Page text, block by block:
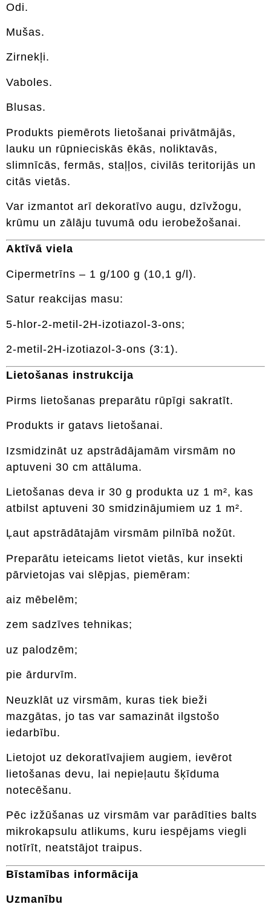
Odi.
Mušas.
Zirnekļi.
Vaboles.
Blusas.
Produkts piemērots lietošanai privātmājās,
lauku un rūpnieciskās ēkās, noliktavās,
slimnīcās, fermās, staļļos, civilās teritorijās un
citās vietās.
Var izmantot arī dekoratīvo augu, dzīvžogu,
krūmu un zālāju tuvumā odu ierobežošanai.
Aktīvā viela
Cipermetrīns – 1 g/100 g (10,1 g/l).
Satur reakcijas masu:
5-hlor-2-metil-2H-izotiazol-3-ons;
2-metil-2H-izotiazol-3-ons (3:1).
Lietošanas instrukcija
Pirms lietošanas preparātu rūpīgi sakratīt.
Produkts ir gatavs lietošanai.
Izsmidzināt uz apstrādājamām virsmām no
aptuveni 30 cm attāluma.
Lietošanas deva ir 30 g produkta uz 1 m², kas
atbilst aptuveni 30 smidzinājumiem uz 1 m².
Ļaut apstrādātajām virsmām pilnībā nožūt.
Preparātu ieteicams lietot vietās, kur insekti
pārvietojas vai slēpjas, piemēram:
aiz mēbelēm;
zem sadzīves tehnikas;
uz palodzēm;
pie ārdurvīm.
Neuzklāt uz virsmām, kuras tiek bieži
mazgātas, jo tas var samazināt ilgstošo
iedarbību.
Lietojot uz dekoratīvajiem augiem, ievērot
lietošanas devu, lai nepieļautu šķīduma
notecēšanu.
Pēc izžūšanas uz virsmām var parādīties balts
mikrokapsulu atlikums, kuru iespējams viegli
notīrīt, neatstājot traipus.
Bīstamības informācija
Uzmanību